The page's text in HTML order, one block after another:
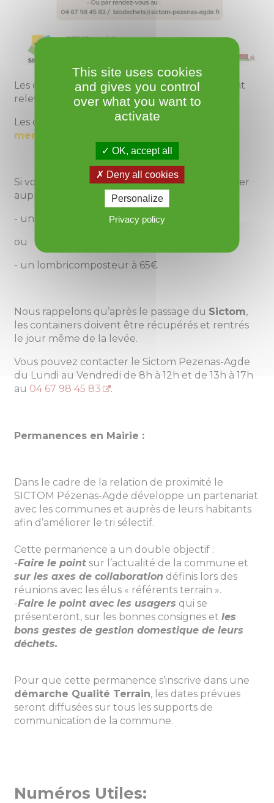
Les containersverts d’ordures ménagères sont
relevés 1 fois par semaine :lelundimatin
Les containers
jaunes de tri sont vidés le
mercredi
Si vous le souhaitez, vous pouvez vous procurer
auprès du SITCOM :
- un composteur à 30€
ou
- un lombricomposteur à 65€
Nous rappelons qu’après le passage du Sictom,
les containers doivent être récupérés et rentrés
le jour même de la levée.
Vous pouvez contacter le Sictom Pezenas-Agde
du Lundi au Vendredi de 8h à 12h et de 13h à 17h
au 04 67 98 45 83 .
Permanences en Mairie :
Dans le cadre de la relation de proximité le
SICTOM Pézenas-Agde développe un partenariat
avec les communes et auprès de leurs habitants
afin d’améliorer le tri sélectif.
Cette permanence a un double objectif :
-Faire le point sur l’actualité de la commune et
sur les axes de collaboration définis lors des
réunions avec les élus « référents terrain ».
-Faire le point avec les usagers qui se
présenteront, sur les bonnes consignes et les
bons gestes de gestion domestique de leurs
déchets.
Pour que cette permanence s’inscrive dans une
démarche Qualité Terrain, les dates prévues
seront diffusées sur tous les supports de
communication de la commune.
Numéros Utiles:
This site uses cookies
and gives you control
over what you want to
activate
OK, accept all
Deny all cookies
Personalize
Privacy policy